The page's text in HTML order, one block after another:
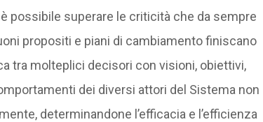
possibile superare le criticità che da sempre
propositi e piani di cambiamento finiscano
tra molteplici decisori con visioni, obiettivi,
dei diversi attori del Sistema non
determinandone l’efficacia e l’efficienza